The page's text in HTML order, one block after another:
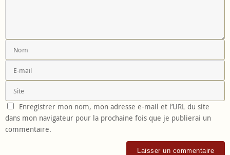
Enregistrer mon nom, mon adresse e-mail et l’URL du site
dans mon navigateur pour la prochaine fois que je publierai un
commentaire.